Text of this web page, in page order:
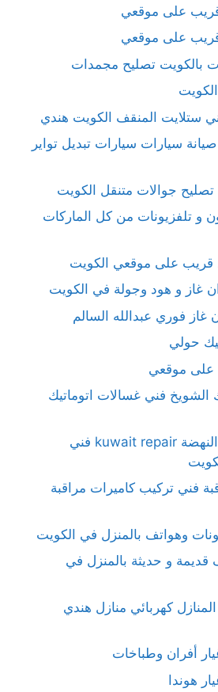
على موقعي
على موقعي
بالكويت تصليح مجمدات
ستلايت المنقف الكويت هندي
سيارات سيارات تبديل تواير
جوالات متنقل الكويت
و تلفزيونات من كل الماركات
قريب على موقعي الكويت
غاز و هود وجولة في الكويت
غاز فوري عبدالله السالم
حولي
على موقعي
الشويخ فني غسالات اتوماتيك
صيانة غسالة ملابس النهضة kuwait repair فني
فني تركيب كاميرات مراقبة
وهواتف بالمنزل في الكويت
قديمة و حديثة بالمنزل في
كهربائي منازل هندي
أفران وطباخات
هوندا